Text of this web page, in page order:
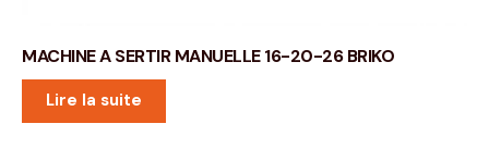
MACHINE A SERTIR MANUELLE 16-20-26 BRIKO
Lire la suite